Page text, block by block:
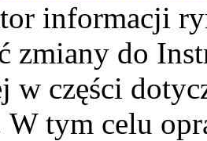
informacji
zmiany do
w części
W tym celu